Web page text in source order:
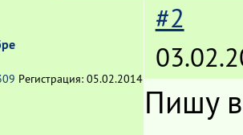
Регистрация: 05.02.2014
#2
Пишу